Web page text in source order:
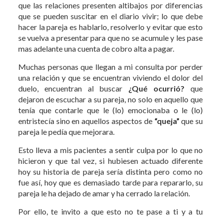
que las relaciones presenten altibajos por diferencias
que se pueden suscitar en el diario vivir; lo que debe
hacer la pareja es hablarlo, resolverlo y evitar que esto
se vuelva a presentar para que no se acumule y les pase
mas adelante una cuenta de cobro alta a pagar.
Muchas personas que llegan a mi consulta por perder
una relación y que se encuentran viviendo el dolor del
duelo, encuentran al buscar ¿Qué ocurrió? que
dejaron de escuchar a su pareja, no solo en aquello que
tenía que contarle que le (lo) emocionaba o le (lo)
entristecía sino en aquellos aspectos de “queja” que su
pareja le pedía que mejorara.
Esto lleva a mis pacientes a sentir culpa por lo que no
hicieron y que tal vez, si hubiesen actuado diferente
hoy su historia de pareja sería distinta pero como no
fue así, hoy que es demasiado tarde para repararlo, su
pareja le ha dejado de amar y ha cerrado la relación.
Por ello, te invito a que esto no te pase a ti y a tu